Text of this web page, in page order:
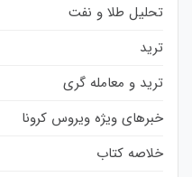
تحلیل طلا و نفت
ترید
ترید و معامله گری
خبرهای ویژه ویروس کرونا
خلاصه کتاب